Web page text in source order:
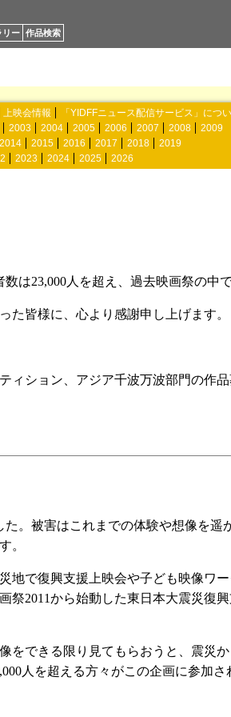
リー 作品検索
上映会情報
「YIDFFニュース配信サービス」につ
2003 2004 2005 2006 2007 2008
2009
2014 2015 2016 2017 2018
2019
2023 2024 2025 2026
23,000人を超え、過去映画祭の中
皆様に、心より感謝申し上げます。
ション、アジア千波万波部門の作
。被害はこれまでの体験や想像を遥
。
で復興支援上映会や子ども映像ワ
2011から始動した東日本大震災復
できる限り見てもらおうと、震災
人を超える方々がこの企画に参加